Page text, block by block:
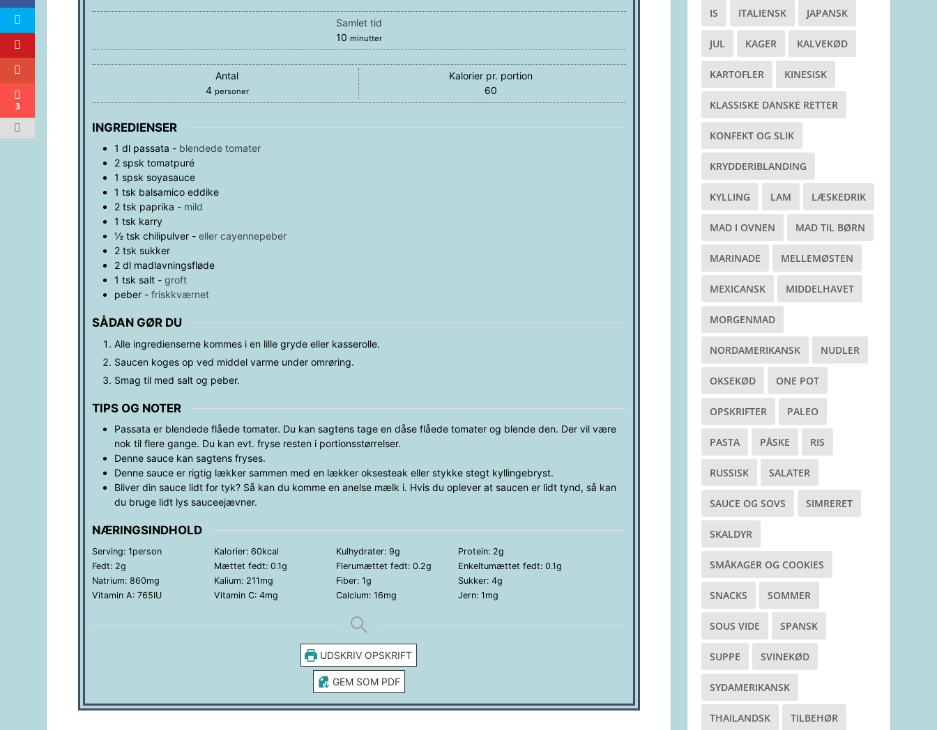
Samlet tid
10minutter
minutter
Antal
4 personer
Kalorier pr. portion
60
INGREDIENSER
1 dl passata - blendede tomater
2 spsk tomatpuré
1 spsk soyasauce
1 tsk balsamico eddike
2 tsk paprika - mild
1 tsk karry
½ tsk chilipulver- eller cayennepeber
2 tsk sukker
2 dl madlavningsfløde
1 tsk salt- groft
peber- friskkværnet
SÅDAN GØR DU
Alle ingredienserne kommes i en lille gryde eller kasserolle.
Saucen koges op ved middel varme under omrøring.
Smag til med salt og peber.
TIPS OG NOTER
Passata er blendede flåede tomater. Du kan sagtens tage en dåse flåede tomater og blende den. Der vil være
nok til flere gange. Du kan evt. fryse resten i portionsstørrelser.
Denne sauce kan sagtens fryses.
Denne sauce er rigtig lækker sammen med en lækker oksesteak eller stykke stegt kyllingebryst.
Bliver din sauce lidt for tyk? Så kan du komme en anelse mælk i. Hvis du oplever at saucen er lidt tynd, så kan
du bruge lidt lys sauceejævner.
NÆRINGSINDHOLD
Serving: 1person Kalorier: 60kcal Kulhydrater: 9g Protein: 2g
Fedt: 2g Mættet fedt: 0.1g Flerumættet fedt: 0.2g Enkeltumættet fedt: 0.1g
Natrium: 860mg Kalium: 211mg Fiber: 1g Sukker: 4g
Vitamin A: 765IU Vitamin C: 4mg Calcium: 16mg Jern: 1mg
UDSKRIV OPSKRIFT
GEM SOM PDF
IS ITALIENSK JAPANSK
JUL KAGER KALVEKØD
KARTOFLER KINESISK
KLASSISKE DANSKE RETTER
KONFEKT OG SLIK
KRYDDERIBLANDING
KYLLING LAM LÆSKEDRIK
MAD I OVNEN MAD TIL BØRN
MARINADE MELLEMØSTEN
MEXICANSK MIDDELHAVET
MORGENMAD
NORDAMERIKANSK NUDLER
OKSEKØD ONE POT
OPSKRIFTER PALEO
PASTA PÅSKE RIS
RUSSISK SALATER
SAUCE OG SOVS SIMRERET
SKALDYR
SMÅKAGER OG COOKIES
SNACKS SOMMER
SOUS VIDE SPANSK
SUPPE SVINEKØD
SYDAMERIKANSK
THAILANDSK TILBEHØR
3